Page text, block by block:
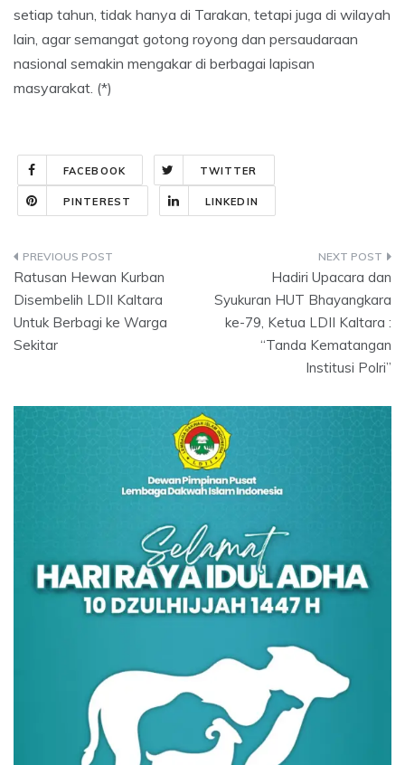
setiap tahun, tidak hanya di Tarakan, tetapi juga di wilayah
lain, agar semangat gotong royong dan persaudaraan
nasional semakin mengakar di berbagai lapisan
masyarakat. (*)
FACEBOOK TWITTER
PINTEREST LINKEDIN
Post
navigation
Ratusan Hewan Kurban
Disembelih LDII Kaltara
Untuk Berbagi ke Warga
Sekitar
Hadiri Upacara dan
Syukuran HUT Bhayangkara
ke-79, Ketua LDII Kaltara :
“Tanda Kematangan
Institusi Polri”